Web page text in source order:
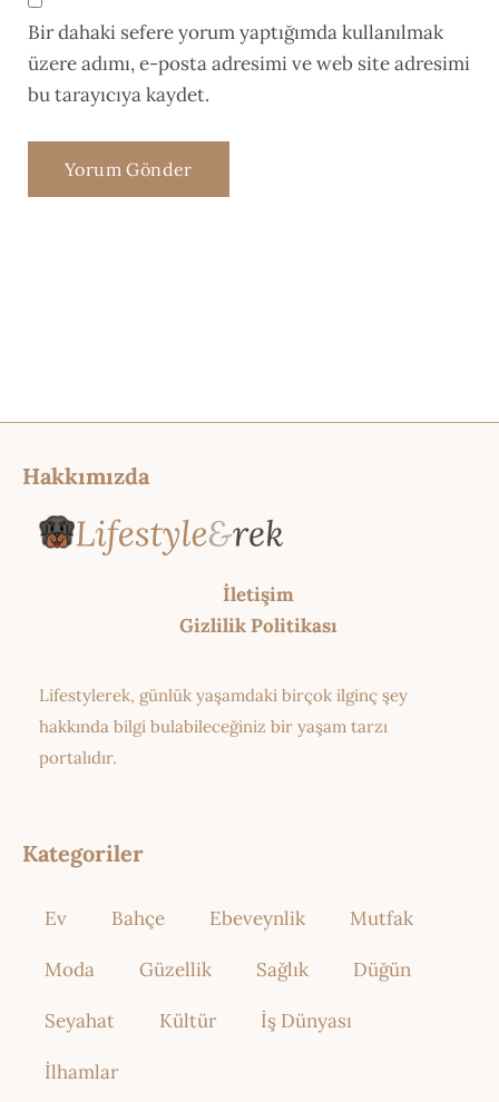
Bir dahaki sefere yorum yaptığımda kullanılmak
üzere adımı, e-posta adresimi ve web site adresimi
bu tarayıcıya kaydet.
Hakkımızda
İletişim
Gizlilik Politikası
Lifestylerek, günlük yaşamdaki birçok ilginç şey
hakkında bilgi bulabileceğiniz bir yaşam tarzı
portalıdır.
Kategoriler
Ev Bahçe Ebeveynlik Mutfak
Moda Güzellik Sağlık Düğün
Seyahat Kültür İş Dünyası
İlhamlar